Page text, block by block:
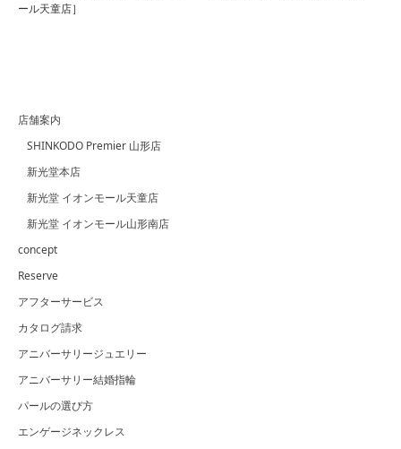
ール天童店］
店舗案内
SHINKODO Premier 山形店
新光堂本店
新光堂 イオンモール天童店
新光堂 イオンモール山形南店
concept
Reserve
アフターサービス
カタログ請求
アニバーサリージュエリー
アニバーサリー結婚指輪
パールの選び方
エンゲージネックレス